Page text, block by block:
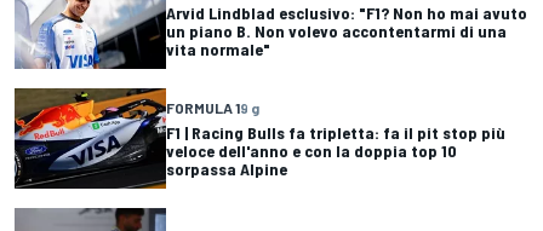
Arvid Lindblad esclusivo: "F1? Non ho mai avuto
un piano B. Non volevo accontentarmi di una
vita normale"
FORMULA 19 g
F1 | Racing Bulls fa tripletta: fa il pit stop più
veloce dell'anno e con la doppia top 10
sorpassa Alpine